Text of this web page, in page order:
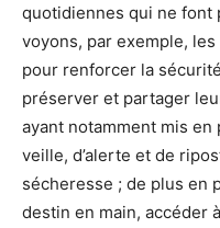
quotidiennes qui ne font
voyons, par exemple,
pour renforcer la
préserver et partager
ayant notamment mis
veille, d’alerte et de
sécheresse ; de plus en
destin en main, accéder